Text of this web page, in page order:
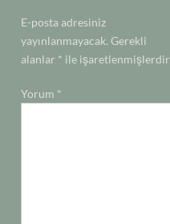
E-posta adresiniz
yayınlanmayacak. Gerekli
alanlar * ile işaretlenmişlerdir
Yorum *